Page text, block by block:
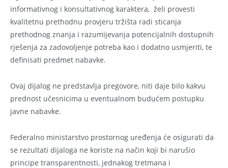
informativnog i konsultativnog karaktera, želi provesti
kvalitetnu prethodnu provjeru tržišta radi sticanja
prethodnog znanja i razumijevanja potencijalnih dostupnih
rješenja za zadovoljenje potreba kao i dodatno usmjeriti, te
definisati predmet nabavke.
Ovaj dijalog ne predstavlja pregovore, niti daje bilo kakvu
prednost učesnicima u eventualnom budućem postupku
javne nabavke.
Federalno ministarstvo prostornog uređenja će osigurati da
se rezultati dijaloga ne koriste na način koji bi narušio
principe transparentnosti, jednakog tretmana i